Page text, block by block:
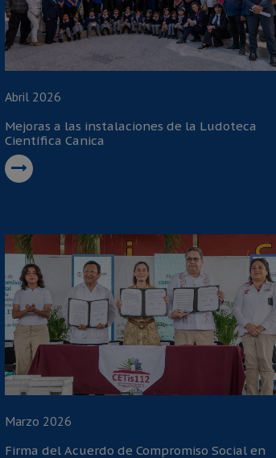
Abril 2026
Mejoras a las instalaciones de la Ludoteca
Científica Canica
Marzo 2026
Firma del Acuerdo de Compromiso Social en